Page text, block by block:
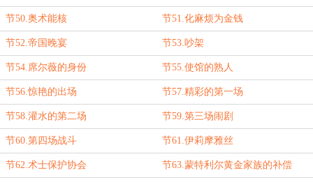
节50.奥术能核 节51.化麻烦为金钱
节52.帝国晚宴 节53.吵架
节54.席尔薇的身份 节55.使馆的熟人
节56.惊艳的出场 节57.精彩的第一场
节58.灌水的第二场 节59.第三场闹剧
节60.第四场战斗 节61.伊莉摩雅丝
节62.术士保护协会 节63.蒙特利尔黄金家族的补偿